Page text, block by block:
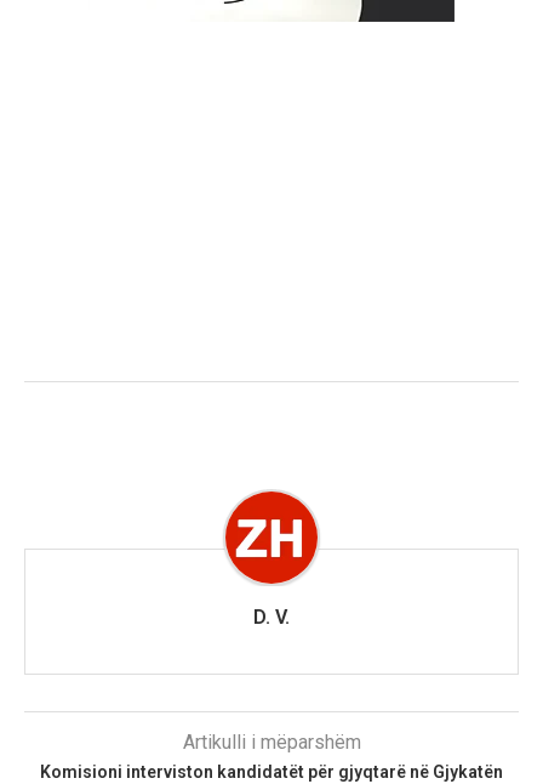
D. V.
Artikulli i mëparshëm
Komisioni interviston kandidatët për gjyqtarë në Gjykatën